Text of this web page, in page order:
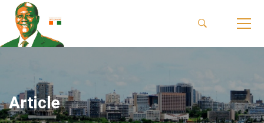
Article